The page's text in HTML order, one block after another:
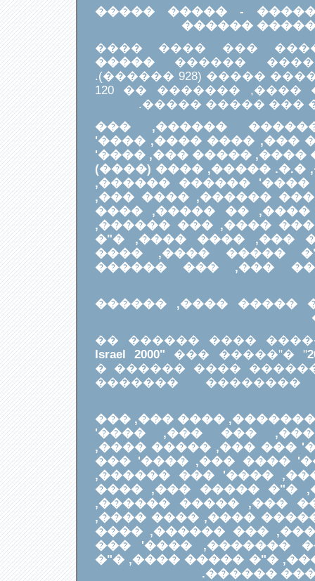
����� ������
����, ������
���� �����
����� �����
�����
� ���� ����� (928 ������).
���� ��� ������ ����, ������� �� 120
������: ����
������ ������,
�������, ��� ����
��� ����, �"� ����
����� ���������, �.�.
����, ��� �����,
���� ����, ����' ���
����� ����, ���
����, ��� ����, ����
��� ������, ����
���� ������, �"�
�����, ����' ����
����� 2000 - ����� �����
���� 2000 ����� �����
" �"
Israel 2000" ��� �����
���� ������, ���� ������ 100 ������ �
���� �������
��� �������, ����
������, �����
������ ����, ����'
���� ������, ����'
�����, ����� �����,
����' ����� ����,
���, ����' ���� ��
���� ����, ����'
���� ����, ��� ����,
����, ����' �����
����, ����' ��� ����,
��� ����,